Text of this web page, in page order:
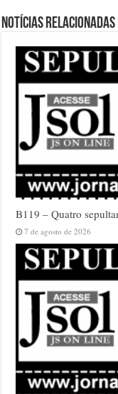
Notícias relacionadas
B119 – Quatro
7 de agosto de 2026